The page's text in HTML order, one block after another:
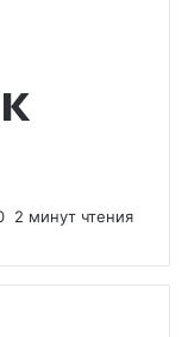
2 минут чтения